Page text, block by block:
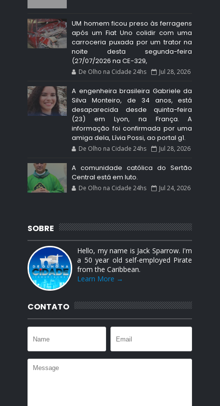
UM homem ficou preso às ferragens
após um Fiat Uno colidir com uma
carroceria puxada por um trator na
noite desta segunda-feira
(27/07/2026 na CE-329,
De Olho na Cidade 24hs Jul 28, 2026
A engenheira brasileira Gabriele da
Silva Monteiro, de 34 anos, está
desaparecida desde quinta-feira
(23) em Lyon, na França. A
informação foi confirmada por uma
amiga dela, Lívia Possi, ao portal g1.
De Olho na Cidade 24hs Jul 28, 2026
A comunidade católica do Sertão
Central está em luto.
De Olho na Cidade 24hs Jul 24, 2026
SOBRE
Hello, my name is Jack Sparrow. I'm
a 50 year old self-employed Pirate
from the Caribbean.
Learn More →
CONTATO